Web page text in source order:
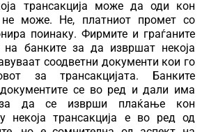
трансакција може да оди кон
не може. Не, платниот промет со
поинаку. Фирмите и граѓаните
банките за да извршат некоја
соодветни документи кои го
за трансакцијата. Банките
се во ред и дали има
за да се изврши плаќање кон
некоја трансакција е во ред од